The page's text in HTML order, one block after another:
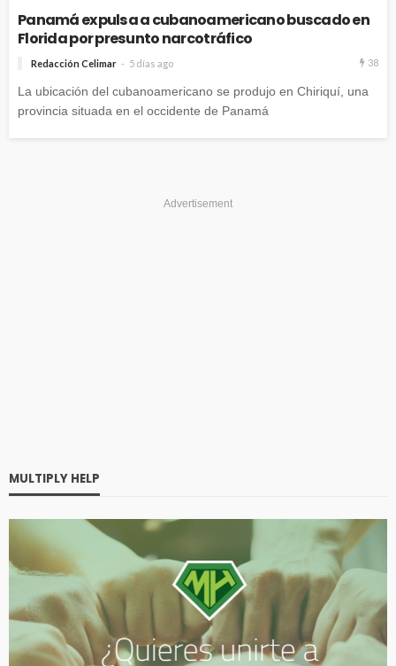
Panamá expulsa a cubanoamericano buscado en
Florida por presunto narcotráfico
Redacción Celimar 5 días ago 38
La ubicación del cubanoamericano se produjo en Chiriquí, una
provincia situada en el occidente de Panamá
Advertisement
MULTIPLY HELP